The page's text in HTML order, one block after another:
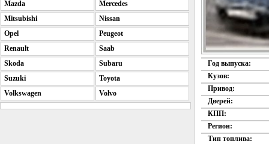
Год выпуска:
Кузов:
Привод:
Дверей:
КПП:
Регион:
Тип топлива:
Mazda
Mercedes
Mitsubishi
Nissan
Opel
Peugeot
Renault
Saab
Skoda
Subaru
Suzuki
Toyota
Volkswagen
Volvo